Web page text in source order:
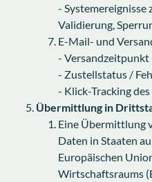
- Systemereignisse
Validierung,
E-Mail- und
- Versandzeitpunkt
- Zustellstatus /
- Klick-Tracking
Übermittlung in
Eine Übermittlung
Daten in Staaten
Europäischen
Wirtschaftsraums